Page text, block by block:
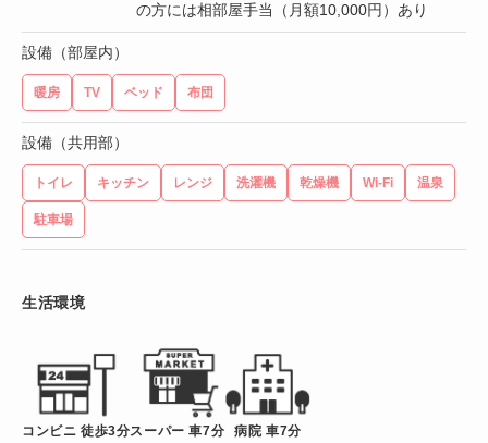
の方には相部屋手当（月額10,000円）あり
設備（部屋内）
暖房 TV ベッド 布団
設備（共用部）
トイレ キッチン レンジ 洗濯機 乾燥機 Wi-Fi 温泉
駐車場
生活環境
コンビニ 徒歩3分スーパー 車7分 病院 車7分